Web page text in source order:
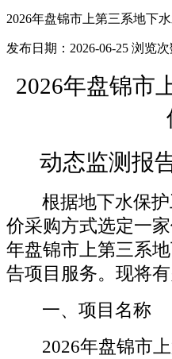
2026年盘锦市上第三系地下
发布日期：2026-06-25 浏览次
2026年盘锦市
动态监测报
根据地下水保
价采购方式选定一
年盘锦市上第三系
告项目服务。现将
一、项目名称
2026年盘锦市